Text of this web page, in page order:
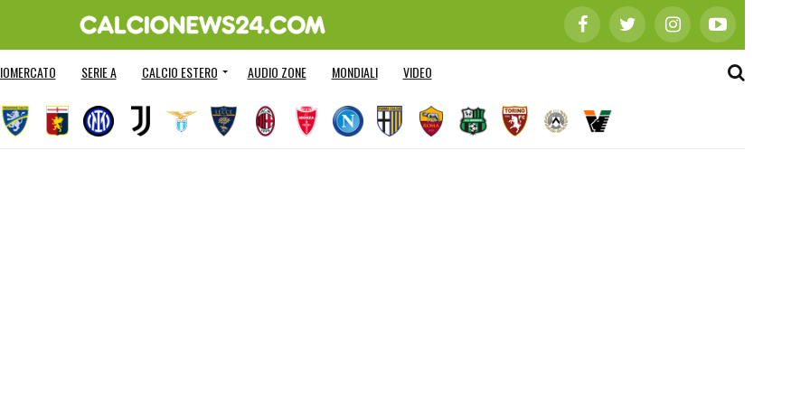
SERIE A CALCIO ESTERO AUDIO ZONE MONDIALI VIDEO